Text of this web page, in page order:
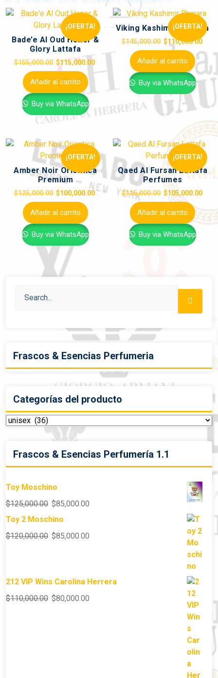
¡OFERTA!
Bade’e Al Oud Honor &
Glory Lattafa
$155,000.00 $115,000.00
Añadir al carrito
Buy via WhatsApp
¡OFERTA!
Viking Kashimir Bharara
$145,000.00 $110,000.00
Añadir al carrito
Buy via WhatsApp
¡OFERTA!
Amber Noir Orientica
Premium
$125,000.00 $100,000.00
Añadir al carrito
Buy via WhatsApp
¡OFERTA!
Qaed Al Fursan Lattafa
Perfumes
$115,000.00 $105,000.00
Añadir al carrito
Buy via WhatsApp
Frascos & Esencias Perfumeria
Categorías del producto
Frascos & Esencias Perfumería 1.1
Toy Moschino
$125,000.00 $85,000.00
Toy 2 Moschino
$120,000.00 $85,000.00
212 VIP Wins Carolina Herrera
$110,000.00 $80,000.00